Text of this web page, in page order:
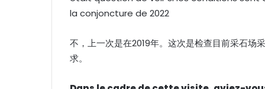
la conjoncture de 2022
不，上一次是在2019年。这次是检查目前采石场
求。